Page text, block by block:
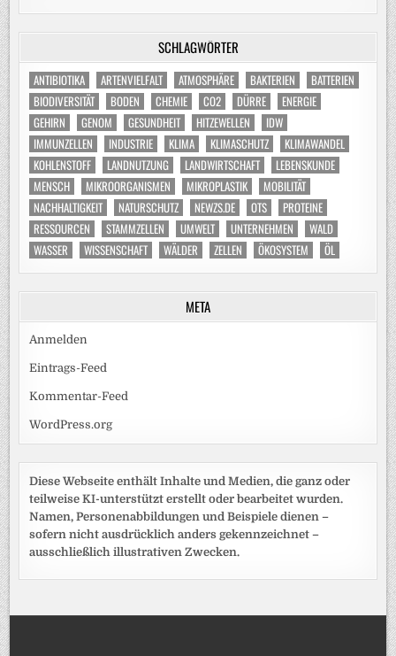
SCHLAGWÖRTER
ANTIBIOTIKA ARTENVIELFALT ATMOSPHÄRE BAKTERIEN
BATTERIEN
BIODIVERSITÄT
BODEN CHEMIE CO2 DÜRRE
ENERGIE
GEHIRN
GENOM GESUNDHEIT HITZEWELLEN
IDW
IMMUNZELLEN
INDUSTRIE KLIMA KLIMASCHUTZ
KLIMAWANDEL
KOHLENSTOFF
LANDNUTZUNG LANDWIRTSCHAFT
LEBENSKUNDE
MENSCH
MIKROORGANISMEN MIKROPLASTIK
MOBILITÄT
NACHHALTIGKEIT
NATURSCHUTZ NEWZS.DE OTS
PROTEINE
RESSOURCEN
STAMMZELLEN UMWELT UNTERNEHMEN
WALD
WASSER
WISSENSCHAFT WÄLDER ZELLEN ÖKOSYSTEM ÖL
META
Anmelden
Eintrags-Feed
Kommentar-Feed
WordPress.org
Diese Webseite enthält Inhalte und Medien, die ganz oder
teilweise KI-unterstützt erstellt oder bearbeitet wurden.
Namen, Personenabbildungen und Beispiele dienen –
sofern nicht ausdrücklich anders gekennzeichnet –
ausschließlich illustrativen Zwecken.